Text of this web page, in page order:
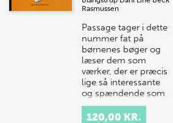
Rasmussen
Passage tager i dette
nummer fat på
børnenes bøger og
læser dem som
værker, der er præcis
lige så interes­sante
og spændende som
de voksnes lit­tera­t…
120,00 KR.